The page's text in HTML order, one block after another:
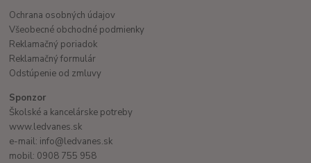
Ochrana osobných údajov
Všeobecné obchodné podmienky
Reklamačný poriadok
Reklamačný formulár
Odstúpenie od zmluvy
Sponzor
Školské a kancelárske potreby
www.ledvanes.sk
e-mail: info@ledvanes.sk
mobil: 0908 755 958